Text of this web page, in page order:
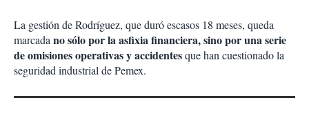
La gestión de Rodríguez, que duró escasos 18 meses, queda
marcadano sólo por la asfixia financiera, sino por una serie
de omisiones operativas y accidentesque han cuestionado la
seguridad industrial de Pemex.